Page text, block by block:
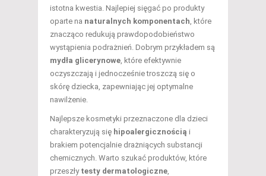
istotna kwestia. Najlepiej sięgać po produkty
oparte na naturalnych komponentach , które
znacząco redukują prawdopodobieństwo
wystąpienia podrażnień. Dobrym przykładem są
mydła glicerynowe , które efektywnie
oczyszczają i jednocześnie troszczą się o
skórę dziecka, zapewniając jej optymalne
nawilżenie.
Najlepsze kosmetyki przeznaczone dla dzieci
charakteryzują się hipoalergicznością i
brakiem potencjalnie drażniących substancji
chemicznych. Warto szukać produktów, które
przeszły testy dermatologiczne